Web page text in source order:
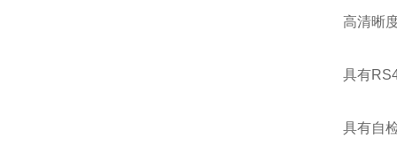
高清晰
具有
具有自